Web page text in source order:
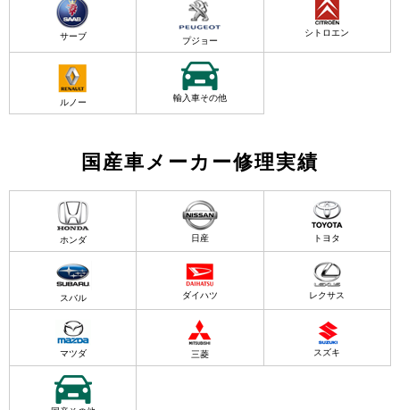
サーブ プジョー
シトロエン
ルノー 輸入車その他
国産車メーカー修理実績
ホンダ 日産 トヨタ
スバル ダイハツ レクサス
マツダ 三菱 スズキ